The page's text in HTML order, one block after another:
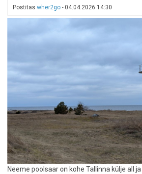
põnev
Postitas wher2go - 04.04.2026 14:30
Neeme poolsaar on kohe Tallinna külje all